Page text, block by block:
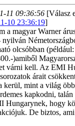
11 09:36:56 [Válasz
10 23:36:19]
a magyar Warner
nyilván
olcsóbban
)amiből
várni kell. Az EMI
árait
kerül, mint a világ
kapkodni,
Hungarynek, hogy
De biztos,